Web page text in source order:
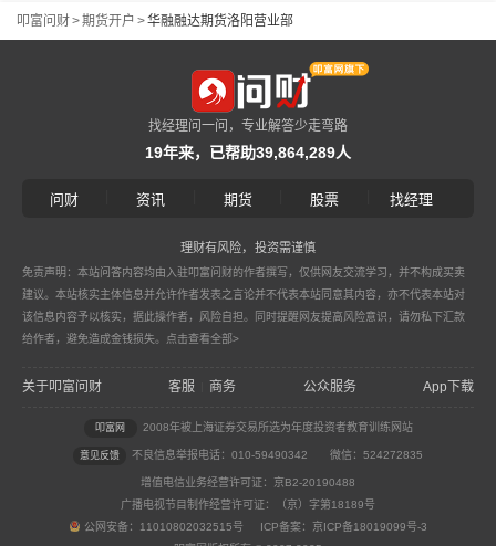
叩富问财>期货开户 >华融融达期货洛阳营业部
找经理问一问，专业解答少走弯路
19年来，已帮助39,864,289人
问财 资讯 期货 股票 找经理
理财有风险，投资需谨慎
免责声明：本站问答内容均由入驻叩富问财的作者撰写，仅供网友交流学习，并不构成买卖
建议。本站核实主体信息并允许作者发表之言论并不代表本站同意其内容，亦不代表本站对
该信息内容予以核实，据此操作者，风险自担。同时提醒网友提高风险意识，请勿私下汇款
给作者，避免造成金钱损失。 点击查看全部>
关于叩富问财 客服 商务 公众服务 App下载
叩富网 2008年被上海证券交易所选为年度投资者教育训练网站
意见反馈 不良信息举报电话：010-59490342 微信：524272835
增值电信业务经营许可证：京B2-20190488
广播电视节目制作经营许可证：（京）字第18189号
公网安备：11010802032515号 ICP备案：京ICP备18019099号-3